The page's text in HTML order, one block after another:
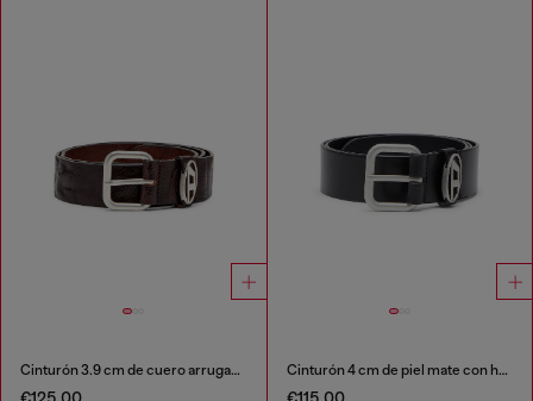
Cinturón 3.9 cm de cuero arrugado con una placa con el logotipo
€125.00
Cinturón 4 cm de piel mate con hebilla metálica
€115.00